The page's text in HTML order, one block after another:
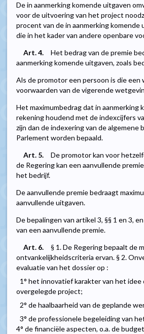
De in aanmerking komende uitgaven
voor de uitvoering van het project
procent van de in aanmerking
die in het kader van andere openbare
Art. 4.
Het bedrag van de premie
aanmerking komende uitgaven, zoals
Als de promotor een persoon is die
voorwaarden van de vigerende
Het maximumbedrag dat in aanmerking
rekening houdend met de indexcijfers
zijn dan de indexering van de
Parlement worden bepaald.
Art. 5.
De promotor kan voor
de Regering kan een aanvullende
het bedrijf.
De aanvullende premie bedraagt
aanvullende uitgaven.
De bepalingen van artikel 3, §§ 1 en 3,
van een aanvullende premie.
Art. 6.
§ 1. De Regering bepaalt de
ontvankelijkheidscriteria ervan. § 2.
evaluatie van het dossier op :
1° het innovatief karakter van het
overgelegde project;
2° de haalbaarheid van de geplande
3° de professionele begeleiding van
4° de financiële aspecten, o.a. de